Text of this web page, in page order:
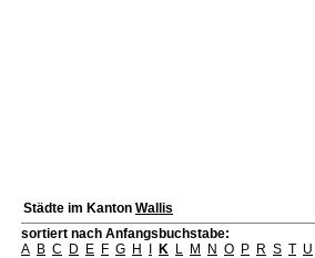
Städte im Kanton Wallis
sortiert nach Anfangsbuchstabe:
A B C D E F G H K L M N O P R S T U